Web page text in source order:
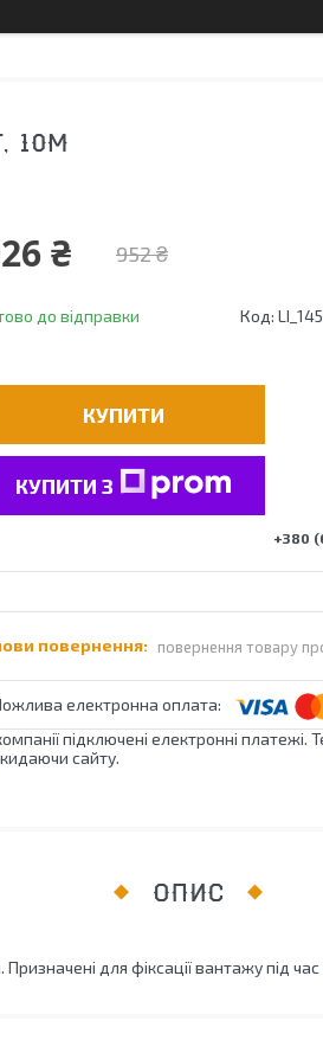
10М
952 ₴
₴
до відправки Код:
КУПИТИ
КУПИТИ З
+380
повернення товару
підключені електронні
сайту.
ОПИС
для фіксації вантажу під